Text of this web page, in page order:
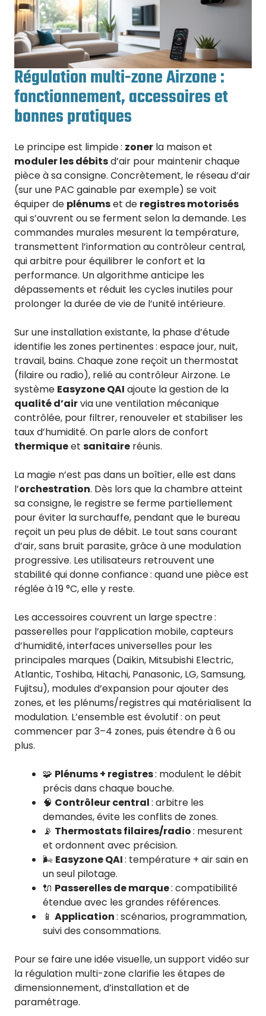
Régulation multi-zone Airzone :
fonctionnement, accessoires et
bonnes pratiques
Le principe est limpide : zoner la maison et
moduler les débitsd’air pour maintenir chaque
pièce à sa consigne. Concrètement, le réseau d’air
(sur une PAC gainable par exemple) se voit
équiper de plénumset de registres motorisés
qui s’ouvrent ou se ferment selon la demande. Les
commandes murales mesurent la température,
transmettent l’information au contrôleur central,
qui arbitre pour équilibrer le confort et la
performance. Un algorithme anticipe les
dépassements et réduit les cycles inutiles pour
prolonger la durée de vie de l’unité intérieure.
Sur une installation existante, la phase d’étude
identifie les zones pertinentes : espace jour, nuit,
travail, bains. Chaque zone reçoit un thermostat
(filaire ou radio), relié au contrôleur Airzone. Le
système Easyzone QAI ajoute la gestion de la
qualité d’airvia une ventilation mécanique
contrôlée, pour filtrer, renouveler et stabiliser les
taux d’humidité. On parle alors de confort
thermiqueet sanitaire réunis.
La magie n’est pas dans un boîtier, elle est dans
l’orchestration. Dès lors que la chambre atteint
sa consigne, le registre se ferme partiellement
pour éviter la surchauffe, pendant que le bureau
reçoit un peu plus de débit. Le tout sans courant
d’air, sans bruit parasite, grâce à une modulation
progressive. Les utilisateurs retrouvent une
stabilité qui donne confiance : quand une pièce est
réglée à 19 °C, elle y reste.
Les accessoires couvrent un large spectre :
passerelles pour l’application mobile, capteurs
d’humidité, interfaces universelles pour les
principales marques (Daikin, Mitsubishi Electric,
Atlantic, Toshiba, Hitachi, Panasonic, LG, Samsung,
Fujitsu), modules d’expansion pour ajouter des
zones, et les plénums/registres qui matérialisent la
modulation. L’ensemble est évolutif : on peut
commencer par 3–4 zones, puis étendre à 6 ou
plus.
🧩 Plénums + registres: modulent le débit
précis dans chaque bouche.
🧠 Contrôleur central: arbitre les
demandes, évite les conflits de zones.
📡 Thermostats filaires/radio: mesurent
et ordonnent avec précision.
🌬️ Easyzone QAI: température + air sain en
un seul pilotage.
🔌 Passerelles de marque: compatibilité
étendue avec les grandes références.
📱 Application: scénarios, programmation,
suivi des consommations.
Pour se faire une idée visuelle, un support vidéo sur
la régulation multi-zone clarifie les étapes de
dimensionnement, d’installation et de
paramétrage.